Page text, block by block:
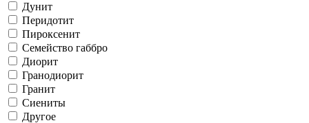
Дунит
Перидотит
Пироксенит
Семейство габбро
Диорит
Гранодиорит
Гранит
Сиениты
Другое